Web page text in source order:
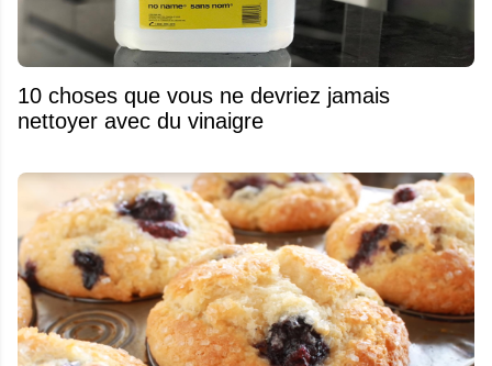
10 choses que vous ne devriez jamais
nettoyer avec du vinaigre